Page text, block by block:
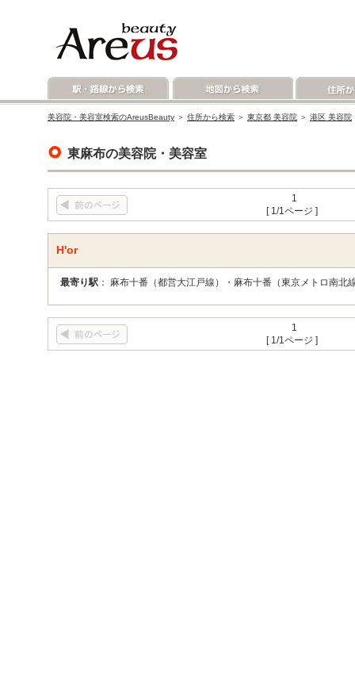
美容院・美容室検索のAreusBeauty ＞ 住所から検索 ＞ 東京都 美容院 ＞ 港区 美容院
東麻布の美容院・美容室
1
[ 1/1ページ ]
H'or
最寄り駅 ： 麻布十番（都営大江戸線）・麻布十番（東京メトロ南北
1
[ 1/1ページ ]